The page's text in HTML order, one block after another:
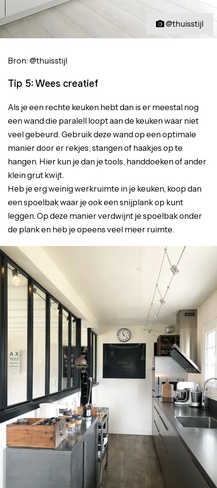
@thuisstijl
Bron: @thuisstijl
Tip 5: Wees creatief
Als je een rechte keuken hebt dan is er meestal nog
een wand die paralell loopt aan de keuken waar niet
veel gebeurd. Gebruik deze wand op een optimale
manier door er rekjes, stangen of haakjes op te
hangen. Hier kun je dan je tools, handdoeken of ander
klein grut kwijt.
Heb je erg weinig werkruimte in je keuken, koop dan
een spoelbak waar je ook een snijplank op kunt
leggen. Op deze manier verdwijnt je spoelbak onder
de plank en heb je opeens veel meer ruimte.